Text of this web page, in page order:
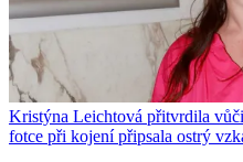
Kristýna Leichtová přitvrdila
fotce při kojení připsala ostrý